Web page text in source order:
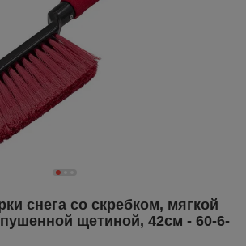
снега со скребком, мягкой
щетиной, 42см - 60-6-